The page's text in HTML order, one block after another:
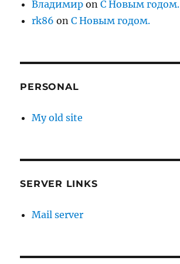
Владимир onС Новым годом.
rk86 onС Новым годом.
PERSONAL
My old site
SERVER LINKS
Mail server